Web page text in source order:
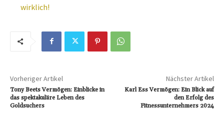
wirklich!
Vorheriger Artikel
Tony Beets Vermögen: Einblicke in
das spektakuläre Leben des
Goldsuchers
Nächster Artikel
Karl Ess Vermögen: Ein Blick auf
den Erfolg des
Fitnessunternehmers 2024